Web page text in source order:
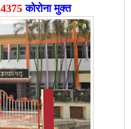
4375कोरोना मुक्त